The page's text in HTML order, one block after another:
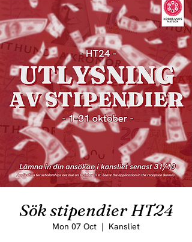
Sök stipendier HT24
Mon 07 Oct
  |
Kansliet